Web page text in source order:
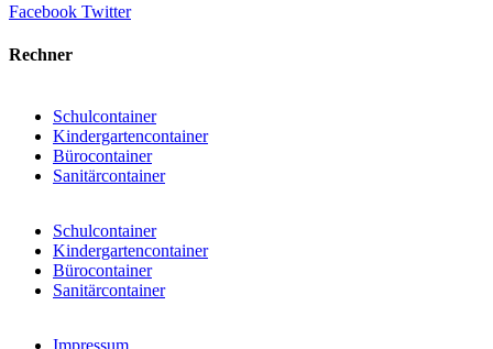
Facebook Twitter
Rechner
Schulcontainer
Kindergartencontainer
Bürocontainer
Sanitärcontainer
Schulcontainer
Kindergartencontainer
Bürocontainer
Sanitärcontainer
Impressum